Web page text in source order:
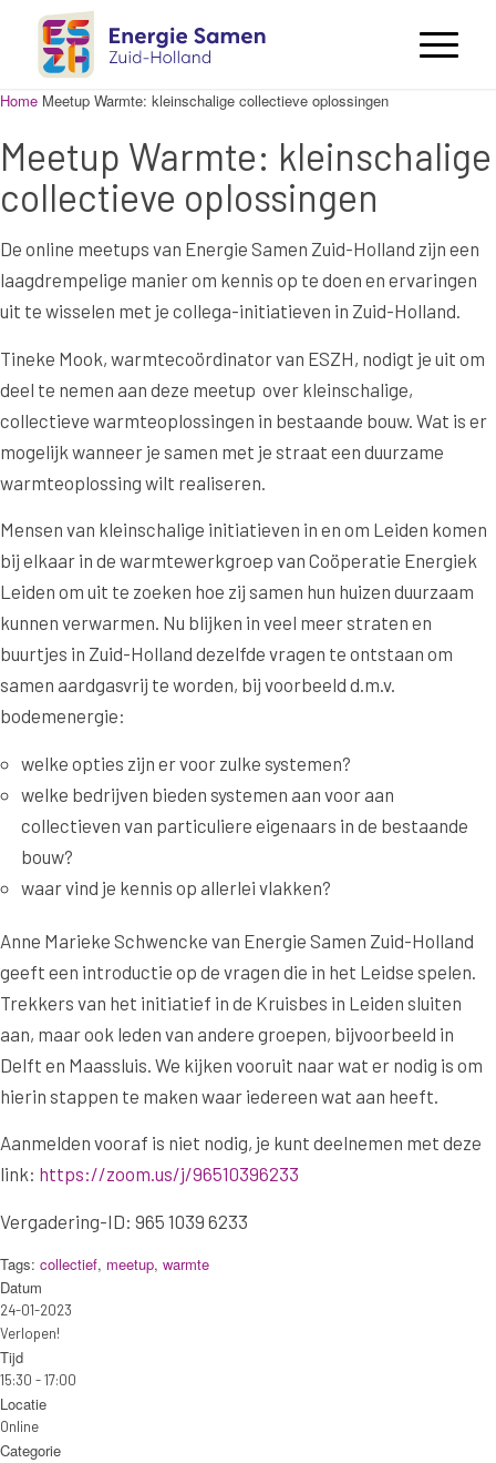
Home Meetup Warmte: kleinschalige collectieve oplossingen
Meetup Warmte: kleinschalige
collectieve oplossingen
De online meetups van Energie Samen Zuid-Holland zijn een
laagdrempelige manier om kennis op te doen en ervaringen
uit te wisselen met je collega-initiatieven in Zuid-Holland.
Tineke Mook, warmtecoördinator van ESZH, nodigt je uit om
deel te nemen aan deze meetup over kleinschalige,
collectieve warmteoplossingen in bestaande bouw. Wat is er
mogelijk wanneer je samen met je straat een duurzame
warmteoplossing wilt realiseren.
Mensen van kleinschalige initiatieven in en om Leiden komen
bij elkaar in de warmtewerkgroep van Coöperatie Energiek
Leiden om uit te zoeken hoe zij samen hun huizen duurzaam
kunnen verwarmen. Nu blijken in veel meer straten en
buurtjes in Zuid-Holland dezelfde vragen te ontstaan om
samen aardgasvrij te worden, bij voorbeeld d.m.v.
bodemenergie:
welke opties zijn er voor zulke systemen?
welke bedrijven bieden systemen aan voor aan
collectieven van particuliere eigenaars in de bestaande
bouw?
waar vind je kennis op allerlei vlakken?
Anne Marieke Schwencke van Energie Samen Zuid-Holland
geeft een introductie op de vragen die in het Leidse spelen.
Trekkers van het initiatief in de Kruisbes in Leiden sluiten
aan, maar ook leden van andere groepen, bijvoorbeeld in
Delft en Maassluis. We kijken vooruit naar wat er nodig is om
hierin stappen te maken waar iedereen wat aan heeft.
Aanmelden vooraf is niet nodig, je kunt deelnemen met deze
link: https://zoom.us/j/96510396233
Vergadering-ID: 965 1039 6233
Tags: collectief, meetup, warmte
Datum
24-01-2023
Verlopen!
Tijd
15:30 - 17:00
Locatie
Online
Categorie